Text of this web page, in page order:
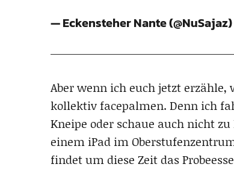
— Eckensteher Nante (@NuSajaz)
Aber wenn ich euch jetzt
kollektiv facepalmen. Denn ich
Kneipe oder schaue auch nicht
einem iPad im
findet um diese Zeit das